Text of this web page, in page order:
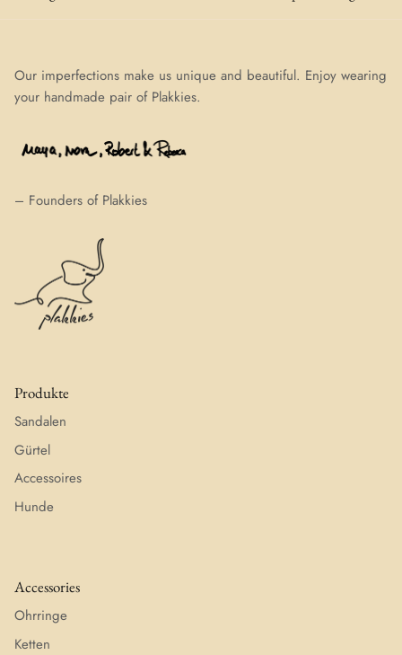
Our imperfections make us unique and beautiful. Enjoy wearing
your handmade pair of Plakkies.
– Founders of Plakkies
Produkte
Sandalen
Gürtel
Accessoires
Hunde
Accessories
Ohrringe
Ketten